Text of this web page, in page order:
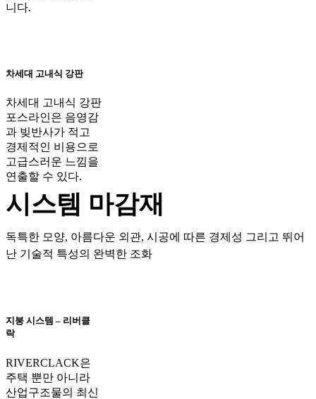
니다.
차세대 고내식 강판
차세대 고내식 강판
포스라인은 음영감
과 빚반사가 적고
경제적인 비용으로
고급스러운 느낌을
연출할 수 있다.
시스템 마감재
독특한 모양, 아름다운 외관, 시공에 따른 경제성 그리고 뛰어
난 기술적 특성의 완벽한 조화
지붕 시스템 – 리버클
락
RIVERCLACK은
주택 뿐만 아니라
산업구조물의 최신